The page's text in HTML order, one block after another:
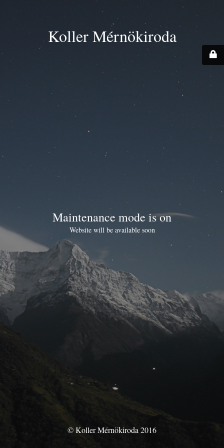
Koller Mérnökiroda
Maintenance mode is on
Website will be available soon
© Koller Mérnökiroda 2016